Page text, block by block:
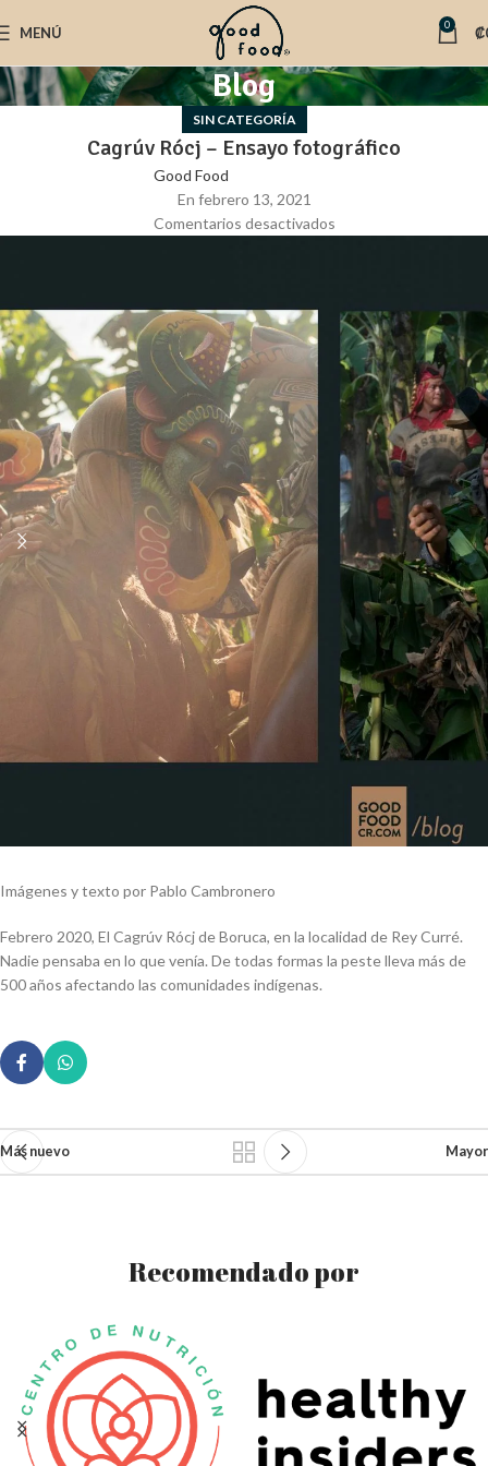
MENÚ 0 ₡
Blog
SIN CATEGORÍA
Cagrúv Rócj – Ensayo fotográfico
Good Food
En febrero 13, 2021
Comentarios desactivados
Imágenes y texto por Pablo Cambronero
Febrero 2020, El Cagrúv Rócj de Boruca, en la localidad de Rey Curré.
Nadie pensaba en lo que venía. De todas formas la peste lleva más de
500 años afectando las comunidades indígenas.
Más nuevo Mayor
Recomendado por